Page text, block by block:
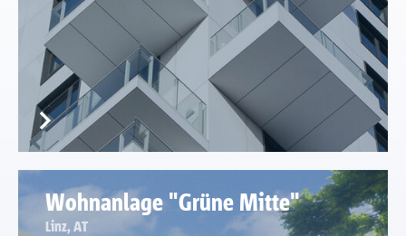
Wohnanlage "Grüne Mitte"
Linz, AT